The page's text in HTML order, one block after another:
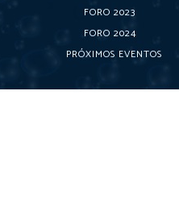
FORO 2023
FORO 2024
PRÓXIMOS EVENTOS